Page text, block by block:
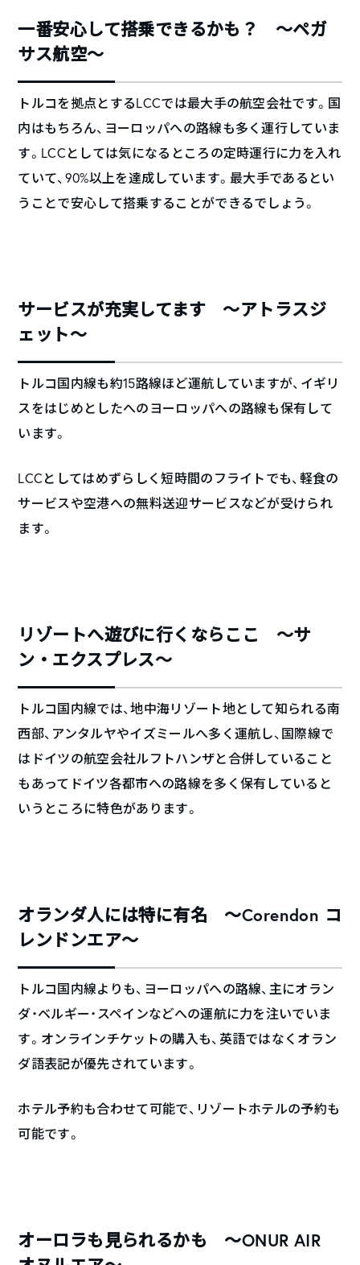
一番安心して搭乗できるかも？ ～ペガ
サス航空～
トルコを拠点とするLCCでは最大手の航空会社です。国
内はもちろん、ヨーロッパへの路線も多く運行していま
す。LCCとしては気になるところの定時運行に力を入れ
ていて、90%以上を達成しています。最大手であるとい
うことで安心して搭乗することができるでしょう。
サービスが充実してます ～アトラスジ
ェット～
トルコ国内線も約15路線ほど運航していますが、イギリ
スをはじめとしたへのヨーロッパへの路線も保有して
います。
LCCとしてはめずらしく短時間のフライトでも、軽食の
サービスや空港への無料送迎サービスなどが受けられ
ます。
リゾートへ遊びに行くならここ ～サ
ン・エクスプレス～
トルコ国内線では、地中海リゾート地として知られる南
西部、アンタルヤやイズミールへ多く運航し、国際線で
はドイツの航空会社ルフトハンザと合併していること
もあってドイツ各都市への路線を多く保有していると
いうところに特色があります。
オランダ人には特に有名 ～Corendon コ
レンドンエア～
トルコ国内線よりも、ヨーロッパへの路線、主にオラン
ダ・ベルギー・スペインなどへの運航に力を注いでいま
す。オンラインチケットの購入も、英語ではなくオラン
ダ語表記が優先されています。
ホテル予約も合わせて可能で、リゾートホテルの予約も
可能です。
オーロラも見られるかも ～ONUR AIR